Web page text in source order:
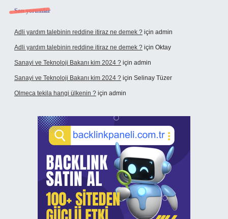
Son yorumlar
Adli yardım talebinin reddine itiraz ne demek ? için admin
Adli yardım talebinin reddine itiraz ne demek ? için Oktay
Sanayi ve Teknoloji Bakanı kim 2024 ? için admin
Sanayi ve Teknoloji Bakanı kim 2024 ? için Selinay Tüzer
Olmeca tekila hangi ülkenin ? için admin